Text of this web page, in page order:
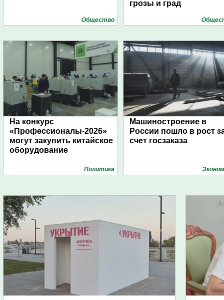
Общество
грозы и град
На конкурс
«Профессионалы-2026»
могут закупить китайское
оборудование
Политика
Машиностроение в
России пошло в рост
счет госзаказа